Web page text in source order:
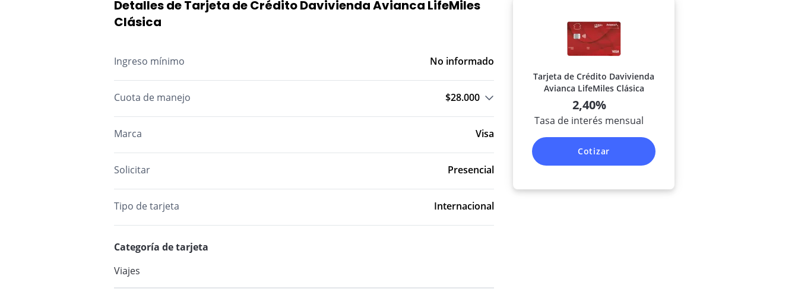
Detalles de Tarjeta de Crédito Davivienda Avianca LifeMiles
Clásica
Ingreso mínimo No informado
Cuota de manejo $28.000
Marca Visa
Solicitar Presencial
Tipo de tarjeta Internacional
Categoría de tarjeta
Viajes
Tarjeta de Crédito Davivienda
Avianca LifeMiles Clásica
2,40%
Tasa de interés mensual
Cotizar